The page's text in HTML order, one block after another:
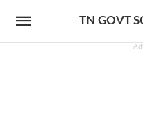
TN GOVT